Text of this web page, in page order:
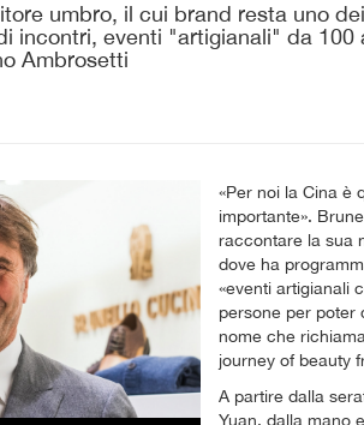
umbro, il cui brand resta uno
incontri, eventi "artigianali" da
Ambrosetti
«Per noi la Cina è
importante».
raccontare la sua
dove ha
«eventi artigianali
persone per poter
nome che
journey of beauty
A partire dalla
Yuan, dalla mano